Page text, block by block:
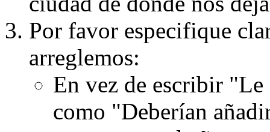
Por favor especifique
arreglemos:
En vez de escribir
como "Deberían